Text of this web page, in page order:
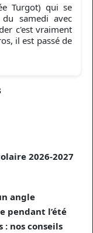
Turgot) qui se
samedi avec
c'est vraiment
il est passé de
2026-2027
angle
pendant l’été
nos conseils